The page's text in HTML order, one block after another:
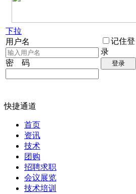
下拉
用户名
密 码
记住登
录
登录
快捷通道
首页
资讯
技术
团购
招聘求职
会议展览
技术培训